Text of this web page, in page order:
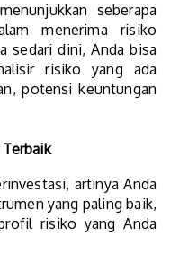
seberapa
menerima risiko
sedari dini, Anda bisa
risiko yang ada
potensi keuntungan
artinya Anda
yang paling baik,
risiko yang Anda